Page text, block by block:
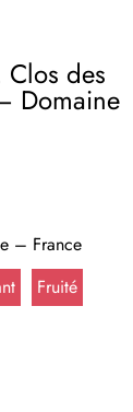
des
Domaine
– France
Fruité